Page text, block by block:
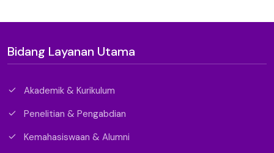
Bidang Layanan Utama
Akademik & Kurikulum
Penelitian & Pengabdian
Kemahasiswaan & Alumni